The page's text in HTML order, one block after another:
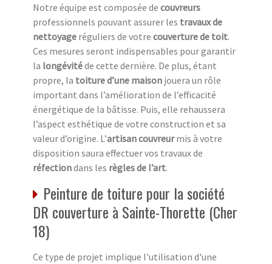
Notre équipe est composée de couvreurs
professionnels pouvant assurer les travaux de
nettoyage réguliers de votre couverture de toit.
Ces mesures seront indispensables pour garantir
la longévitéde cette dernière. De plus, étant
propre, la toiture d’une maison jouera un rôle
important dans l’amélioration de l’efficacité
énergétique de la bâtisse. Puis, elle rehaussera
l’aspect esthétique de votre construction et sa
valeur d’origine. L’artisan couvreurmis à votre
disposition saura effectuer vos travaux de
réfectiondans les règles de l’art.
Peinture de toiture pour la société
DR couverture à Sainte-Thorette (Cher
18)
Ce type de projet implique l'utilisation d'une